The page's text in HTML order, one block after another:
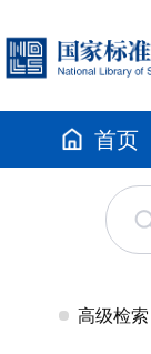
首页
高级检索